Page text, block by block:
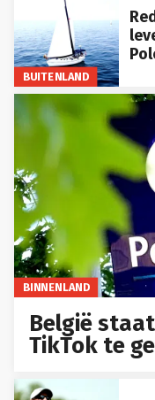
BUITENLAND
BINNENLAND
België
TikTok te